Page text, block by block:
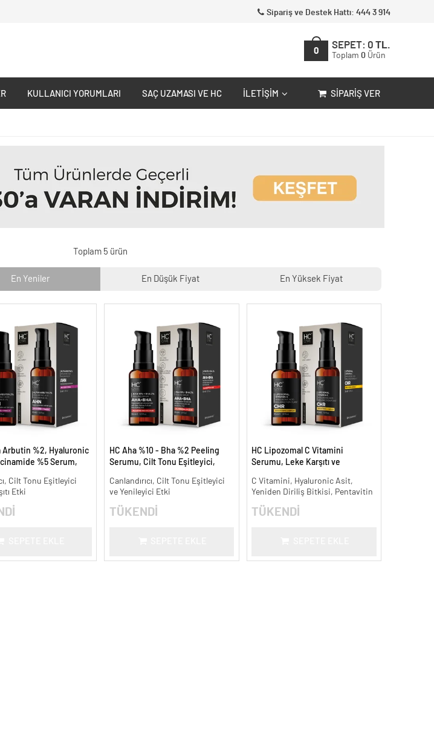
Sipariş ve Destek Hattı: 444 3 914
0
SEPET: 0 TL.
Toplam 0 Ürün
KULLANICI YORUMLARI SAÇ UZAMASI VE HC İLETIŞIM SIPARIŞ VER
Toplam 5 ürün
En Yeniler En Düşük Fiyat En Yüksek Fiyat
Arbutin %2, Hyaluronic
%5 Serum,
Cilt Tonu Eşitleyici
Etki
HC Aha %10 - Bha %2 Peeling
Serumu, Cilt Tonu Eşitleyici,
Canlandırıcı, Cilt Tonu Eşitleyici
ve Yenileyici Etki
TÜKENDİ
HC Lipozomal C Vitamini
Serumu, Leke Karşıtı ve
C Vitamini, Hyaluronic Asit,
Yeniden Diriliş Bitkisi, Pentavitin
TÜKENDİ